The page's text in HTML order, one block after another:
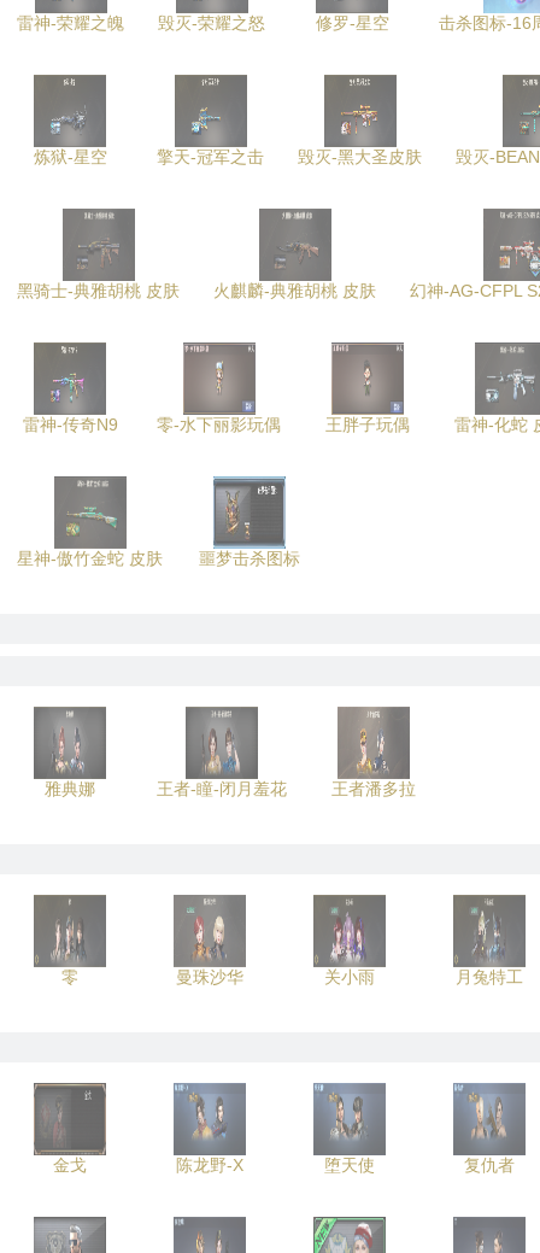
雷神-荣耀之魄 毁灭-荣耀之怒 修罗-星空 击杀图标-16
炼狱-星空 擎天-冠军之击 毁灭-黑大圣皮肤 毁灭-
黑骑士-典雅胡桃 皮肤 火麒麟-典雅胡桃 皮肤 幻神-AG-CFPL
雷神-传奇N9 零-水下丽影玩偶 王胖子玩偶 雷神-化蛇
星神-傲竹金蛇 皮肤 噩梦击杀图标
雅典娜 王者-瞳-闭月羞花 王者潘多拉
零 曼珠沙华 关小雨 月兔特工
金戈 陈龙野-X 堕天使 复仇者